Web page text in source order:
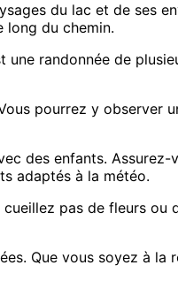
du lac et de ses
long du chemin.
une randonnée de
pourrez y observer
des enfants. Assurez-
adaptés à la météo.
pas de fleurs ou
Que vous soyez à la